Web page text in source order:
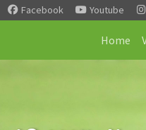
Facebook Youtube
Home